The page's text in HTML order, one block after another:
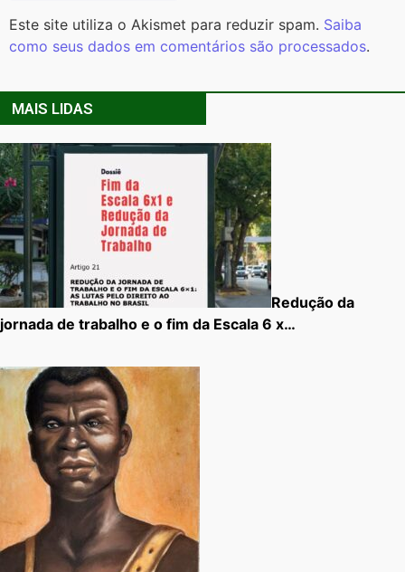
Este site utiliza o Akismet para reduzir spam. Saiba
como seus dados em comentários são processados.
MAIS LIDAS
Redução da
jornada de trabalho e o fim da Escala 6 x…